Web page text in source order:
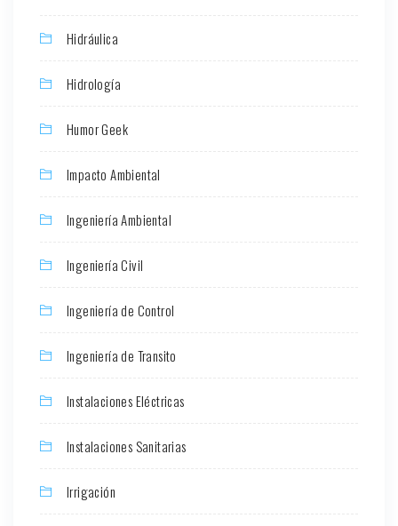
Hidráulica
Hidrología
Humor Geek
Impacto Ambiental
Ingeniería Ambiental
Ingeniería Civil
Ingeniería de Control
Ingeniería de Transito
Instalaciones Eléctricas
Instalaciones Sanitarias
Irrigación